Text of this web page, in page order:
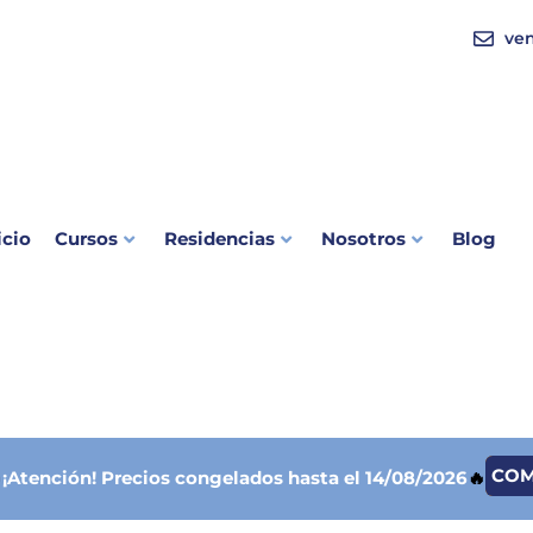
Cursos Residencias Nosotros Blog
¡Atención! Precios congelados hasta el 14/08/2026🔥